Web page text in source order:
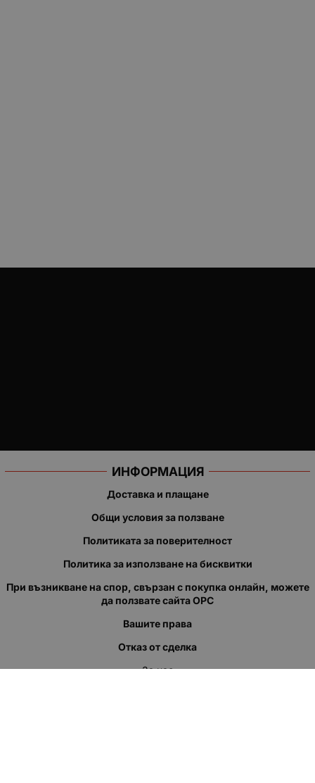
ИНФОРМАЦИЯ
Доставка и плащане
Общи условия за ползване
Политиката за поверителност
Политика за използване на бисквитки
При възникване на спор, свързан с покупка онлайн, можете
да ползвате сайта ОРС
Вашите права
Отказ от сделка
За нас